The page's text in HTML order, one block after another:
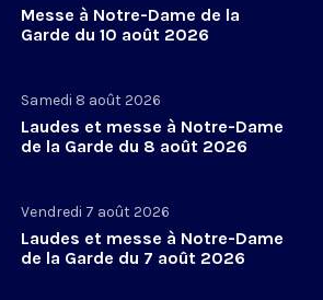
Messe à Notre-Dame de la
Garde du 10 août 2026
Samedi 8 août 2026
Laudes et messe à Notre-Dame
de la Garde du 8 août 2026
Vendredi 7 août 2026
Laudes et messe à Notre-Dame
de la Garde du 7 août 2026